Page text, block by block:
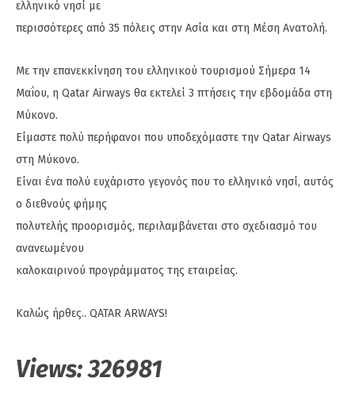
ελληνικό νησί με
περισσότερες από 35 πόλεις στην Ασία και στη Μέση Ανατολή.
Με την επανεκκίνηση του ελληνικού τουρισμού Σήμερα 14
Μαΐου, η Qatar Airways θα εκτελεί 3 πτήσεις την εβδομάδα στη
Μύκονο.
Είμαστε πολύ περήφανοι που υποδεχόμαστε την Qatar Airways
στη Μύκονο.
Είναι ένα πολύ ευχάριστο γεγονός που το ελληνικό νησί, αυτός
ο διεθνούς φήμης
πολυτελής προορισμός, περιλαμβάνεται στο σχεδιασμό του
ανανεωμένου
καλοκαιρινού προγράμματος της εταιρείας.
Καλώς ήρθες.. QATAR ARWAYS!
Views:326981